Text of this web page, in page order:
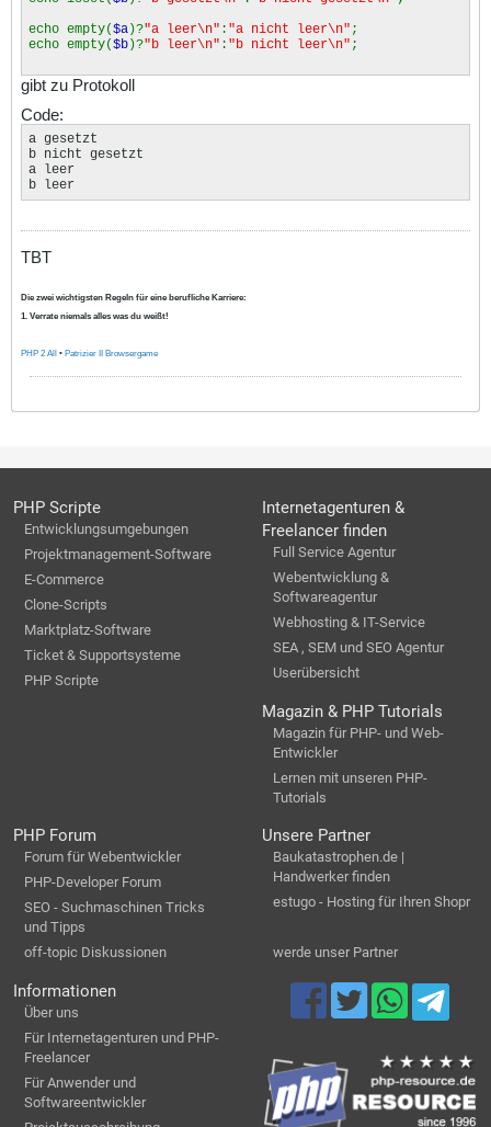
echo empty($a)?"a leer\n" : "a nicht leer\n" ;
echo empty($b)?"b leer\n" : "b nicht leer\n" ;
gibt zu Protokoll
Code:
a gesetzt
b nicht gesetzt
a leer
b leer
TBT
Die zwei wichtigsten Regeln für eine berufliche Karriere:
1. Verrate niemals alles was du weißt!
PHP 2 All • Patrizier II Browsergame
PHP Scripte
Entwicklungsumgebungen
Projektmanagement-Software
E-Commerce
Clone-Scripts
Marktplatz-Software
Ticket & Supportsysteme
PHP Scripte
Internetagenturen &
Freelancer finden
Full Service Agentur
Webentwicklung &
Softwareagentur
Webhosting & IT-Service
SEA , SEM und SEO Agentur
Userübersicht
Magazin & PHP Tutorials
Magazin für PHP- und Web-
Entwickler
Lernen mit unseren PHP-
Tutorials
PHP Forum
Forum für Webentwickler
PHP-Developer Forum
SEO - Suchmaschinen Tricks
und Tipps
off-topic Diskussionen
Unsere Partner
Baukatastrophen.de |
Handwerker finden
estugo - Hosting für Ihren Shopr
werde unser Partner
Informationen
Über uns
Für Internetagenturen und PHP-
Freelancer
Für Anwender und
Softwareentwickler